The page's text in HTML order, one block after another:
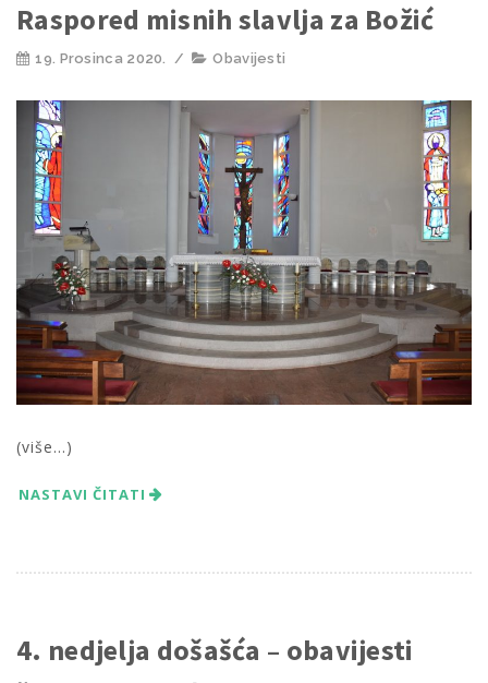
Raspored misnih slavlja za Božić
19. Prosinca 2020. / Obavijesti
(više…)
NASTAVI ČITATI
4. nedjelja došašća – obavijesti